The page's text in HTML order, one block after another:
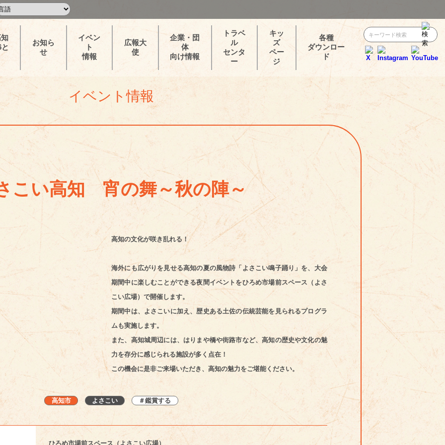
お知ら
せ
イベン
ト
情報
広報大
使
企業・団
体
向け情報
トラベ
ル
センタ
ー
キッ
ズ
ペー
ジ
各種
ダウンロー
ド
イベント情報
こい高知 宵の舞～秋の陣～
高知の文化が咲き乱れる！
海外にも広がりを見せる高知の夏の風物詩「よさこい鳴子踊り」を、大会
期間中に楽しむことができる夜間イベントをひろめ市場前スペース（よさ
こい広場）で開催します。
期間中は、よさこいに加え、歴史ある土佐の伝統芸能を見られるプログラ
ムも実施します。
また、高知城周辺には、はりまや橋や街路市など、高知の歴史や文化の魅
力を存分に感じられる施設が多く点在！
この機会に是非ご来場いただき、高知の魅力をご堪能ください。
高知市 よさこい ＃鑑賞する
ひろめ市場前スペース（よさこい広場）